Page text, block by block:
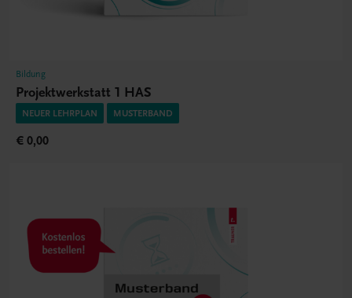
Bildung
Projektwerkstatt 1 HAS
NEUER LEHRPLAN MUSTERBAND
€ 0,00